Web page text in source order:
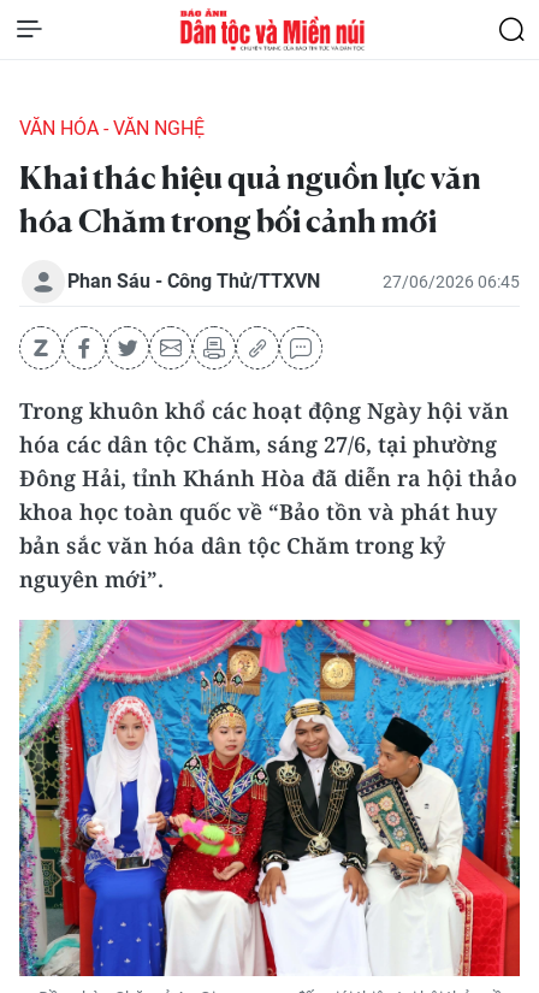
VĂN HÓA - VĂN NGHỆ
Khai thác hiệu quả nguồn lực văn
hóa Chăm trong bối cảnh mới
Phan Sáu - Công Thử/TTXVN 27/06/2026 06:45
Trong khuôn khổ các hoạt động Ngày hội văn
hóa các dân tộc Chăm, sáng 27/6, tại phường
Đông Hải, tỉnh Khánh Hòa đã diễn ra hội thảo
khoa học toàn quốc về “Bảo tồn và phát huy
bản sắc văn hóa dân tộc Chăm trong kỷ
nguyên mới”.